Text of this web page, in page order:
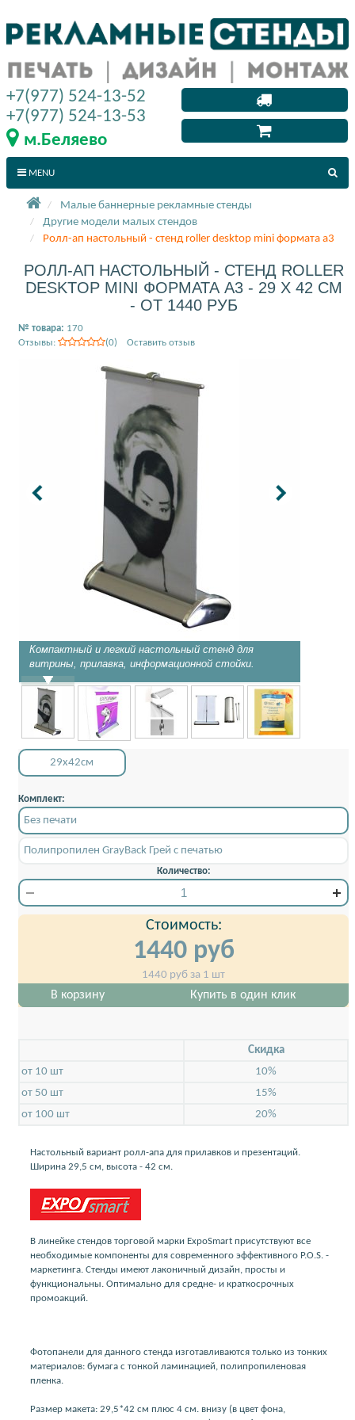
Малые баннерные рекламные стенды
Другие модели малых стендов
Ролл-ап настольный - стенд roller desktop mini формата a3
РОЛЛ-АП НАСТОЛЬНЫЙ - СТЕНД ROLLER
DESKTOP MINI ФОРМАТА A3 - 29 X 42 СМ
- ОТ 1440 РУБ
№ товара: 170
Отзывы:
(0) Оставить отзыв
Компактный и легкий настольный стенд для
витрины, прилавка, информационной стойки.
29x42см
Комплект:
Без печати
Полипропилен GrayBack Грей с печатью
Количество:
Стоимость:
1440руб
1440 руб за 1 шт
В корзину Купить в один клик
Скидкa
от 10 шт
10%
от 50 шт
15%
от 100 шт
20%
Настольный вариант ролл-апа для прилавков и презентаций.
Ширина 29,5 см, высота - 42 см.
В линейке стендов торговой марки ExpoSmart присутствуют все
необходимые компоненты для современного эффективного P.O.S. -
маркетинга. Стенды имеют лаконичный дизайн, просты и
функциональны. Оптимально для средне- и краткосрочных
промоакций.
Фотопанели для данного стенда изготавливаются только из тонких
материалов: бумага с тонкой ламинацией, полипропиленовая
пленка.
Размер макета: 29,5*42 см плюс 4 см. внизу (в цвет фона,
+7(977) 524-13-52
+7(977) 524-13-53
м.Беляево
MENU